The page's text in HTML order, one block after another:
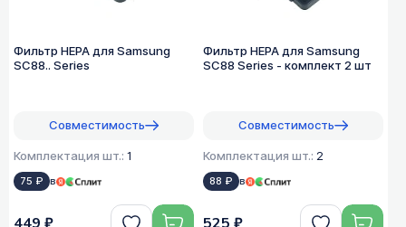
Фильтр HEPA для Samsung
SC88.. Series
Совместимость
Комплектация шт.: 1
75 ₽ в
449 ₽
Фильтр HEPA для Samsung
SC88 Series - комплект 2 шт
Совместимость
Комплектация шт.: 2
88 ₽ в
525 ₽